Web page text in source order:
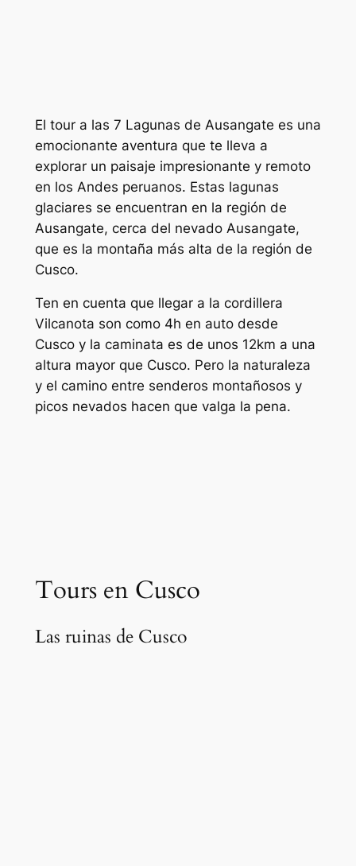
El tour a las 7 Lagunas de Ausangate es una
emocionante aventura que te lleva a
explorar un paisaje impresionante y remoto
en los Andes peruanos. Estas lagunas
glaciares se encuentran en la región de
Ausangate, cerca del nevado Ausangate,
que es la montaña más alta de la región de
Cusco.
Ten en cuenta que llegar a la cordillera
Vilcanota son como 4h en auto desde
Cusco y la caminata es de unos 12km a una
altura mayor que Cusco. Pero la naturaleza
y el camino entre senderos montañosos y
picos nevados hacen que valga la pena.
Tours en Cusco
Las ruinas de Cusco